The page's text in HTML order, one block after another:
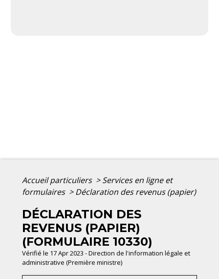
Accueil particuliers > Services en ligne et
formulaires > Déclaration des revenus (papier)
DÉCLARATION DES
REVENUS (PAPIER)
(FORMULAIRE 10330)
Vérifié le 17 Apr 2023 - Direction de l'information légale et
administrative (Première ministre)